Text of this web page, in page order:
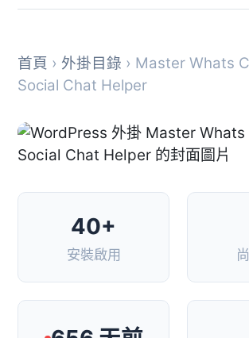
首頁 › 外掛目錄 › Master Whats
Social Chat Helper
40+
安裝啟用